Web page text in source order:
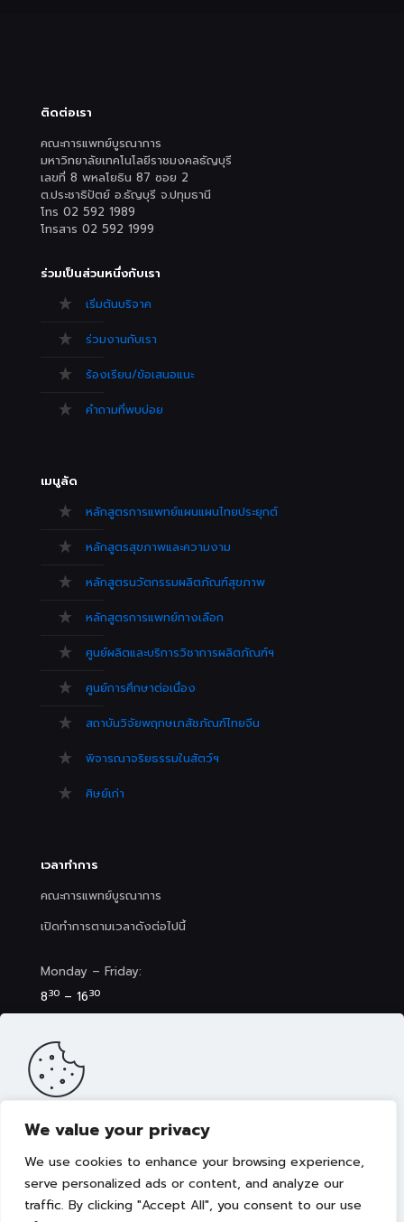
We value your privacy
We use cookies to enhance your browsing experience,
serve personalized ads or content, and analyze our
traffic. By clicking "Accept All", you consent to our use
ติดต่อเรา
คณะการแพทย์บูรณาการ
มหาวิทยาลัยเทคโนโลยีราชมงคลธัญบุรี
เลขที่ 8 พหลโยธิน 87 ซอย 2
ต.ประชาธิปัตย์ อ.ธัญบุรี จ.ปทุมธานี
โทร 02 592 1989
โทรสาร 02 592 1999
ร่วมเป็นส่วนหนึ่งกับเรา
เริ่มต้นบริจาค
ร่วมงานกับเรา
ร้องเรียน/ข้อเสนอแนะ
คำถามที่พบบ่อย
เมนูลัด
หลักสูตรการแพทย์แผนแผนไทยประยุกต์
หลักสูตรสุขภาพและความงาม
หลักสูตรนวัตกรรมผลิตภัณฑ์สุขภาพ
หลักสูตรการแพทย์ทางเลือก
ศูนย์ผลิตและบริการวิชาการผลิตภัณฑ์ฯ
ศูนย์การศึกษาต่อเนื่อง
สถาบันวิจัยพฤกษเภสัชภัณฑ์ไทยจีน
พิจารณาจริยธรรมในสัตว์ฯ
ศิษย์เก่า
เวลาทำการ
คณะการแพทย์บูรณาการ
เปิดทำการตามเวลาดังต่อไปนี้
Monday – Friday:
830 – 1630
8 30– 17
Copyright © 2022 คณะการแพทย์บูรณาการ มหาวิทยาลัย
เว็บไซต์นี้มีการจัดเก็บคุกกี้เพื่อมอบประสบการณ์การใช้งานเว็บไซต์ของ
ขาย เลือกเนื้อหาที่เหมาะสมให้กับคุณอย่างเป็นส่วนตัว ท่านสามารถศึกษา
นโยบายการใช้คุกกี้ (Cookies Policy)ได้ที่ลิงค์นี้ การใช้งานเว็บไซต์นี้
เป็นการยอมรับข้อกำหนดและยินยอมให้เราจัดเก็บคุ้กกี้ตามนโยบายที่แจ้ง
ในเบื้องต้น